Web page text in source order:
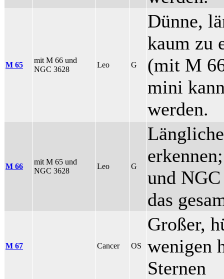
M 65
mit M 66 und
NGC 3628
Leo G
Dünne,
kaum zu
(mit M
mini
werden.
M 66
mit M 65 und
NGC 3628
Leo G
und
das
M 67 Cancer OS
Großer,
wenigen
Sternen